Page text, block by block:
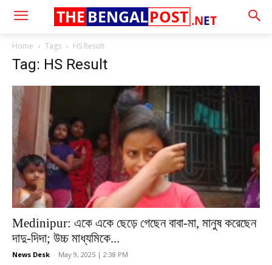
.NET
THE BENGALPOST
Home Tags HS Result
Tag: HS Result
Medinipur: একে একে ছেড়ে গেছেন বাবা-মা, মানুষ করেছেন
দাদু-দিদা; উচ্চ মাধ্যমিকে...
News Desk - May 9, 2025 | 2:38 PM